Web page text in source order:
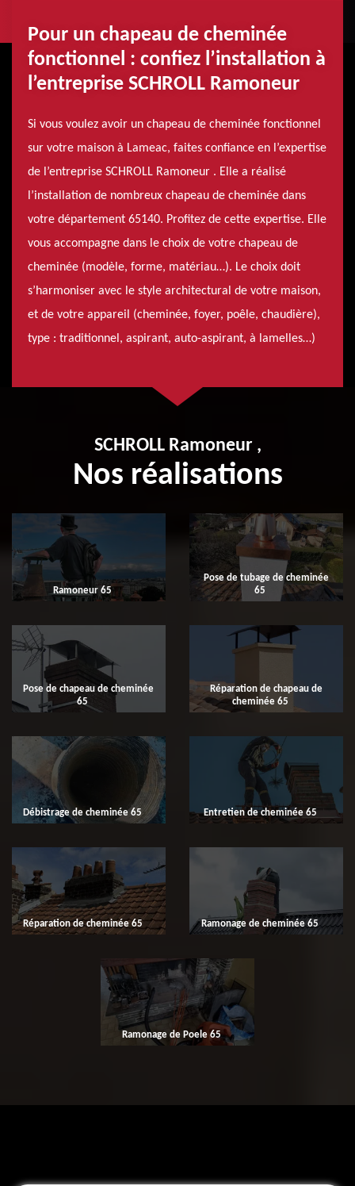
Pour un chapeau de cheminée
fonctionnel : confiez l’installation à
l’entreprise SCHROLL Ramoneur
Si vous voulez avoir un chapeau de cheminée fonctionnel
sur votre maison à Lameac, faites confiance en l’expertise
de l’entreprise SCHROLL Ramoneur . Elle a réalisé
l’installation de nombreux chapeau de cheminée dans
votre département 65140. Profitez de cette expertise. Elle
vous accompagne dans le choix de votre chapeau de
cheminée (modèle, forme, matériau…). Le choix doit
s’harmoniser avec le style architectural de votre maison,
et de votre appareil (cheminée, foyer, poêle, chaudière),
type : traditionnel, aspirant, auto-aspirant, à lamelles…)
SCHROLL Ramoneur ,
Nos réalisations
Ramoneur 65
Pose de tubage de cheminée
65
Pose de chapeau de cheminée
65
Réparation de chapeau de
cheminée 65
Débistrage de cheminée 65 Entretien de cheminée 65
Réparation de cheminée 65 Ramonage de cheminée 65
Ramonage de Poele 65